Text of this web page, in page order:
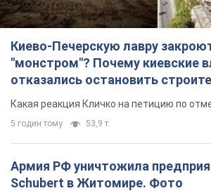
Киево-Печерскую лавру
"монстром"? Почему киевские
отказались остановить
небоскреба "московского
Какая реакция Кличко на петицию по
5 годин тому 53,9 т.
Армия РФ уничтожила
Schubert в Житомире. Фото